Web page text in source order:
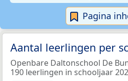
Pagina
Aantal leerlingen per
Openbare Daltonschool De
190 leerlingen in schooljaar